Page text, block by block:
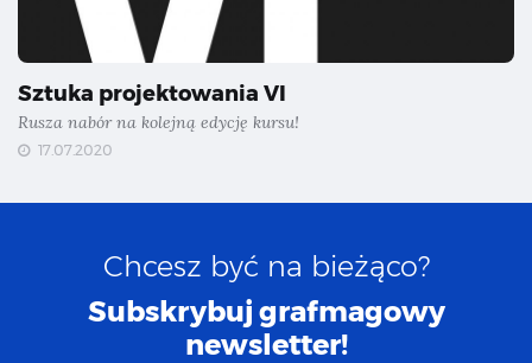
Sztuka projektowania VI
Rusza nabór na kolejną edycję kursu!
17.07.2020
Chcesz być na bieżąco?
Subskrybuj grafmagowy
newsletter!